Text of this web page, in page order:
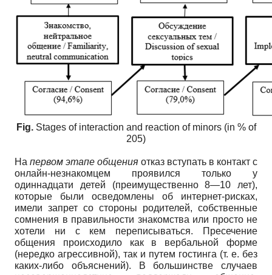
Fig. Stages of interaction and reaction of minors (in % of
205)
На первом этапе общения отказ вступать в контакт с
онлайн-незнакомцем проявился только у
одиннадцати детей (преимущественно 8—10 лет),
которые были осведомлены об интернет-рисках,
имели запрет со стороны родителей, собственные
сомнения в правильности знакомства или просто не
хотели ни с кем переписываться. Пресечение
общения происходило как в вербальной форме
(нередко агрессивной), так и путем гостинга (т. е. без
каких-либо объяснений). В большинстве случаев